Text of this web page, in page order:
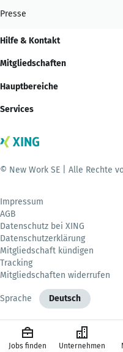
Presse
Hilfe & Kontakt
Mitgliedschaften
Hauptbereiche
Services
© New Work SE | Alle Rechte
Impressum
AGB
Datenschutz bei XING
Datenschutzerklärung
Mitgliedschaft kündigen
Tracking
Mitgliedschaften widerrufen
Sprache Deutsch
Jobs finden Unternehmen